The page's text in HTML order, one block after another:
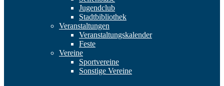
Jugendclub
Stadtbibliothek
Veranstaltungen
Veranstaltungskalender
Feste
Vereine
Sportvereine
Sonstige Vereine